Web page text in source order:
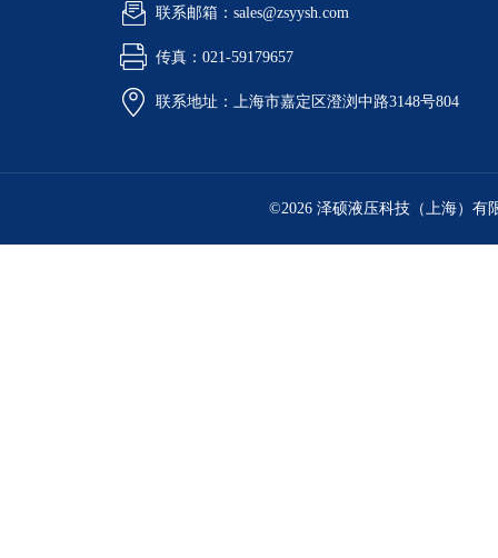
联系邮箱：sales@zsyysh.com
传真：021-59179657
联系地址：上海市嘉定区澄浏中路3148号804
©2026 泽硕液压科技（上海）有